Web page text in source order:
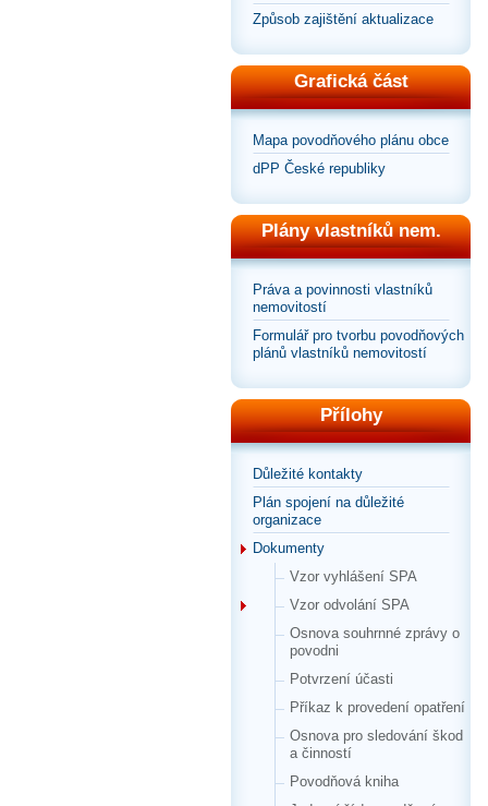
Způsob zajištění aktualizace
Grafická část
Mapa povodňového plánu obce
dPP České republiky
Plány vlastníků nem.
Práva a povinnosti vlastníků
nemovitostí
Formulář pro tvorbu povodňových
plánů vlastníků nemovitostí
Přílohy
Důležité kontakty
Plán spojení na důležité
organizace
Dokumenty
Vzor vyhlášení SPA
Vzor odvolání SPA
Osnova souhrnné zprávy o
povodni
Potvrzení účasti
Příkaz k provedení opatření
Osnova pro sledování škod
a činností
Povodňová kniha